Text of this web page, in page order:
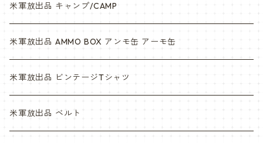
米軍放出品 キャンプ/CAMP
米軍放出品 AMMO BOX アンモ缶 アーモ缶
米軍放出品 ビンテージTシャツ
米軍放出品 ベルト